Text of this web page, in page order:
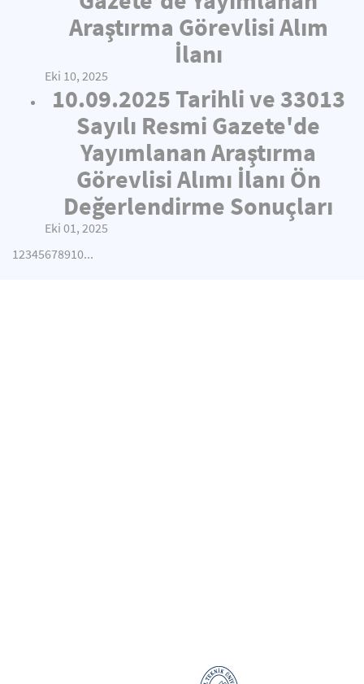
Araştırma Görevlisi Alım
İlanı
Eki 10, 2025
10.09.2025 Tarihli ve 33013
Sayılı Resmi Gazete'de
Yayımlanan Araştırma
Görevlisi Alımı İlanı Ön
Değerlendirme Sonuçları
Eki 01, 2025
12345678910...